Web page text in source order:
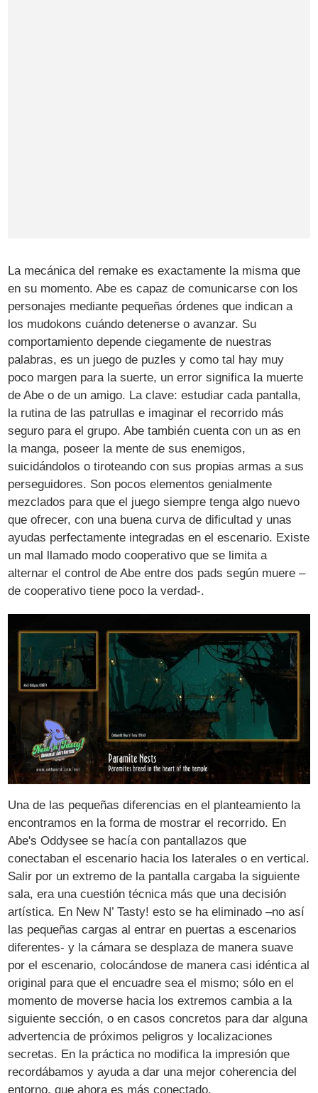
La mecánica del remake es exactamente la misma que
en su momento. Abe es capaz de comunicarse con los
personajes mediante pequeñas órdenes que indican a
los mudokons cuándo detenerse o avanzar. Su
comportamiento depende ciegamente de nuestras
palabras, es un juego de puzles y como tal hay muy
poco margen para la suerte, un error significa la muerte
de Abe o de un amigo. La clave: estudiar cada pantalla,
la rutina de las patrullas e imaginar el recorrido más
seguro para el grupo. Abe también cuenta con un as en
la manga, poseer la mente de sus enemigos,
suicidándolos o tiroteando con sus propias armas a sus
perseguidores. Son pocos elementos genialmente
mezclados para que el juego siempre tenga algo nuevo
que ofrecer, con una buena curva de dificultad y unas
ayudas perfectamente integradas en el escenario. Existe
un mal llamado modo cooperativo que se limita a
alternar el control de Abe entre dos pads según muere –
de cooperativo tiene poco la verdad-.
Una de las pequeñas diferencias en el planteamiento la
encontramos en la forma de mostrar el recorrido. En
Abe's Oddysee se hacía con pantallazos que
conectaban el escenario hacia los laterales o en vertical.
Salir por un extremo de la pantalla cargaba la siguiente
sala, era una cuestión técnica más que una decisión
artística. En New N’ Tasty! esto se ha eliminado –no así
las pequeñas cargas al entrar en puertas a escenarios
diferentes- y la cámara se desplaza de manera suave
por el escenario, colocándose de manera casi idéntica al
original para que el encuadre sea el mismo; sólo en el
momento de moverse hacia los extremos cambia a la
siguiente sección, o en casos concretos para dar alguna
advertencia de próximos peligros y localizaciones
secretas. En la práctica no modifica la impresión que
recordábamos y ayuda a dar una mejor coherencia del
entorno, que ahora es más conectado.